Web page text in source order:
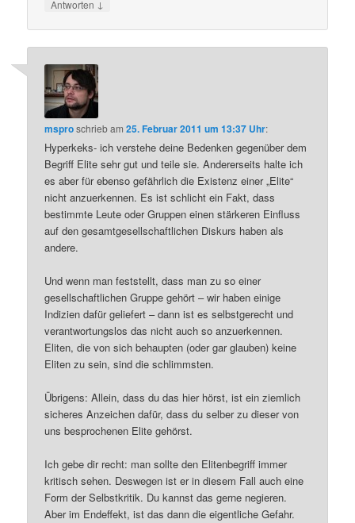
Antworten ↓
msproschriebam25. Februar 2011 um 13:37 Uhr:
Hyperkeks- ich verstehe deine Bedenken gegenüber dem
Begriff Elite sehr gut und teile sie. Andererseits halte ich
es aber für ebenso gefährlich die Existenz einer „Elite“
nicht anzuerkennen. Es ist schlicht ein Fakt, dass
bestimmte Leute oder Gruppen einen stärkeren Einfluss
auf den gesamtgesellschaftlichen Diskurs haben als
andere.
Und wenn man feststellt, dass man zu so einer
gesellschaftlichen Gruppe gehört – wir haben einige
Indizien dafür geliefert – dann ist es selbstgerecht und
verantwortungslos das nicht auch so anzuerkennen.
Eliten, die von sich behaupten (oder gar glauben) keine
Eliten zu sein, sind die schlimmsten.
Übrigens: Allein, dass du das hier hörst, ist ein ziemlich
sicheres Anzeichen dafür, dass du selber zu dieser von
uns besprochenen Elite gehörst.
Ich gebe dir recht: man sollte den Elitenbegriff immer
kritisch sehen. Deswegen ist er in diesem Fall auch eine
Form der Selbstkritik. Du kannst das gerne negieren.
Aber im Endeffekt, ist das dann die eigentliche Gefahr.